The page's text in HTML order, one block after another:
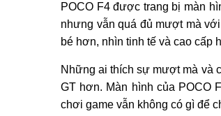
POCO F4 được trang bị màn
nhưng vẫn quá đủ mượt mà
bé hơn, nhìn tinh tế và cao cấp
Những ai thích sự mượt mà và
GT hơn. Màn hình của POCO
chơi game vẫn không có gì để